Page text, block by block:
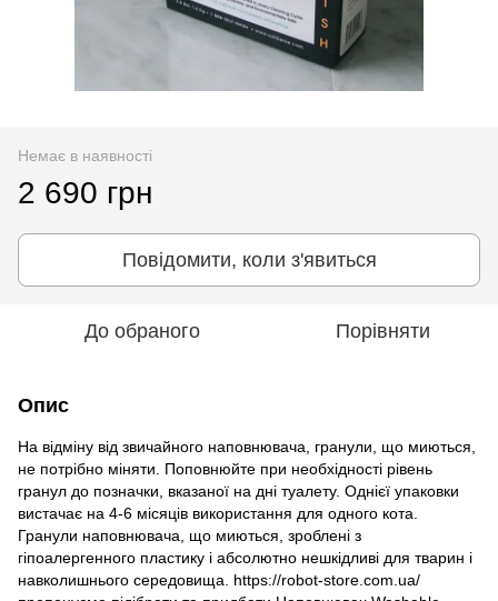
Немає в наявності
2 690 грн
Повідомити, коли з'явиться
До обраного Порівняти
Опис
На відміну від звичайного наповнювача, гранули, що миються,
не потрібно міняти. Поповнюйте при необхідності рівень
гранул до позначки, вказаної на дні туалету. Однієї упаковки
вистачає на 4-6 місяців використання для одного кота.
Гранули наповнювача, що миються, зроблені з
гіпоалергенного пластику і абсолютно нешкідливі для тварин і
навколишнього середовища. https://robot-store.com.ua/